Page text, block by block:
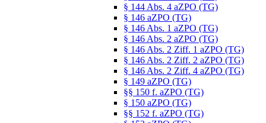
§ 144 Abs. 4 aZPO (TG)
§ 146 aZPO (TG)
§ 146 Abs. 1 aZPO (TG)
§ 146 Abs. 2 aZPO (TG)
§ 146 Abs. 2 Ziff. 1 aZPO (TG)
§ 146 Abs. 2 Ziff. 2 aZPO (TG)
§ 146 Abs. 2 Ziff. 4 aZPO (TG)
§ 149 aZPO (TG)
§§ 150 f. aZPO (TG)
§ 150 aZPO (TG)
§§ 152 f. aZPO (TG)